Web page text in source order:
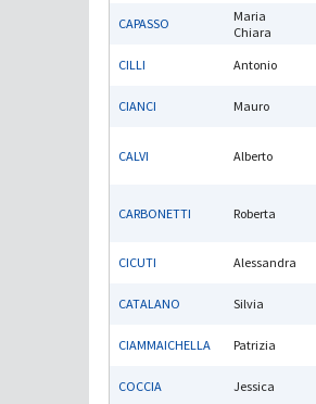
CAPASSO
Maria
Chiara
CILLI
Antonio
CIANCI
Mauro
CALVI Alberto
CARBONETTI Roberta
CICUTI Alessandra
CATALANO
Silvia
CIAMMAICHELLA
Patrizia
COCCIA
Jessica